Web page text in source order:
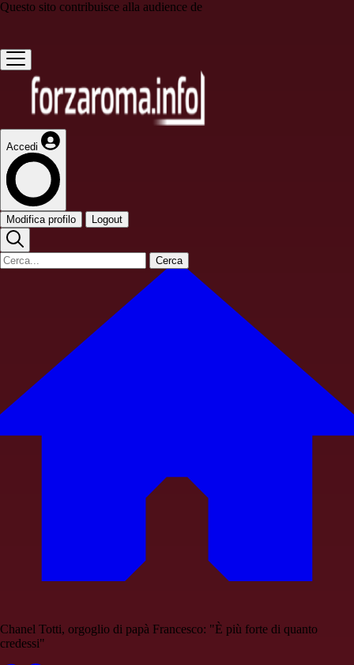
Questo sito contribuisce alla audience de
Accedi
Modifica profilo Logout
Cerca
Chanel Totti, orgoglio di papà Francesco: "È più forte di quanto
credessi"